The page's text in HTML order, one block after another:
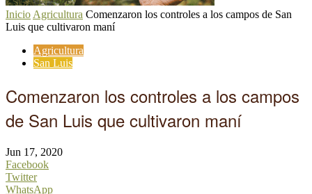
Inicio Agricultura Comenzaron los controles a los campos de San
Luis que cultivaron maní
Agricultura
San Luis
Comenzaron los controles a los campos
de San Luis que cultivaron maní
Jun 17, 2020
Facebook
Twitter
WhatsApp